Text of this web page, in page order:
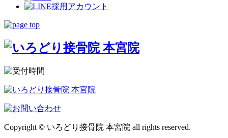
Copyright © いろどり接骨院 本宮院 all rights reserved.